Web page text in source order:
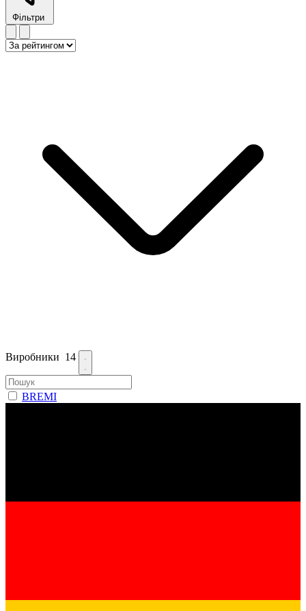
Фільтри
Виробники 14
BREMI